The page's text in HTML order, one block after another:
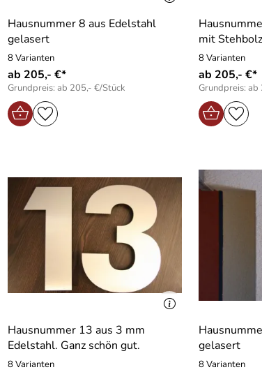
Hausnummer 8 aus Edelstahl
gelasert
8 Varianten
ab 205,- €*
Grundpreis: ab 205,- €/Stück
mit
8 Varianten
ab 205,- €*
Grundpreis:
Hausnummer 13 aus 3 mm
Edelstahl. Ganz schön gut.
8 Varianten
gelasert
8 Varianten